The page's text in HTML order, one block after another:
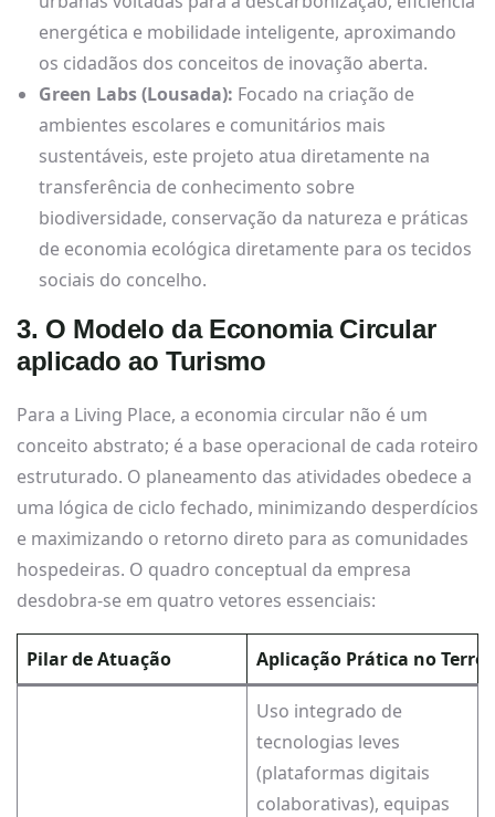
energética e mobilidade inteligente, aproximando
os cidadãos dos conceitos de inovação aberta.
Green Labs (Lousada): Focado na criação de
ambientes escolares e comunitários mais
sustentáveis, este projeto atua diretamente na
transferência de conhecimento sobre
biodiversidade, conservação da natureza e práticas
de economia ecológica diretamente para os tecidos
sociais do concelho.
3. O Modelo da Economia Circular
aplicado ao Turismo
Para a Living Place, a economia circular não é um
conceito abstrato; é a base operacional de cada roteiro
estruturado. O planeamento das atividades obedece a
uma lógica de ciclo fechado, minimizando desperdícios
e maximizando o retorno direto para as comunidades
hospedeiras. O quadro conceptual da empresa
desdobra-se em quatro vetores essenciais:
Pilar de Atuação Aplicação Prática no
Uso integrado de
tecnologias leves
(plataformas digitais
colaborativas), equipas